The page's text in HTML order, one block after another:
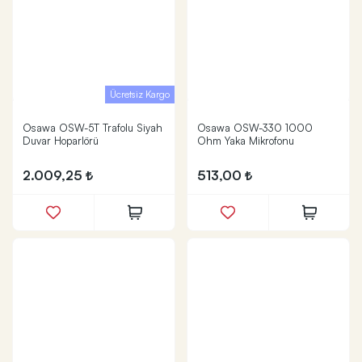
Ücretsiz Kargo
Osawa OSW-5T Trafolu Siyah
Duvar Hoparlörü
2.009,25
Osawa OSW-330 1000
Ohm Yaka Mikrofonu
513,00